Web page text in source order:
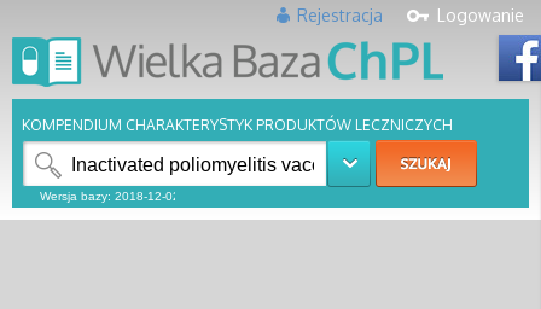
Logowanie
Rejestracja
KOMPENDIUM CHARAKTERYSTYK PRODUKTÓW LECZNICZYCH